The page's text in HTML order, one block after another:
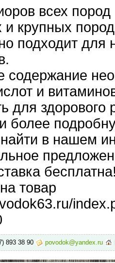
всех
и крупных
подходит для
содержание
и
для здорового
более
в нашем
товар
893 38 90 povodok@yandex.ru